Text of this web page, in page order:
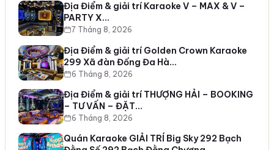
Địa Điểm & giải trí Karaoke V – MAX & V –
PARTY X…
7 Tháng 8, 2026
Địa Điểm & giải trí Golden Crown Karaoke
299 Xã đàn Đống Đa Hà…
6 Tháng 8, 2026
Địa Điểm & giải trí THƯỢNG HẢI – BOOKING
– TƯ VẤN – ĐẶT…
6 Tháng 8, 2026
Quán Karaoke GIẢI TRÍ Big Sky 292 Bạch